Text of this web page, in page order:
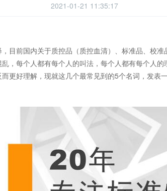
2021-01-21 11:35:17
目前国内关于质控品（质控血清）、标准品、校
，每个人都有每个人的叫法，每个人都有每个人
更好理解，现就这几个最常见到的5个名词，发表一